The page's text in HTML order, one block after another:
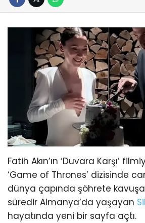
Fatih Akın’ın ‘Duvara Karşı’
‘Game of Thrones’ dizisinde
dünya çapında şöhrete
süredir Almanya’da yaşayan
hayatında yeni bir sayfa açtı.